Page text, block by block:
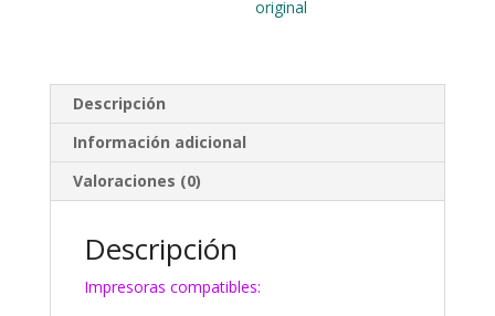
original
Descripción
Información adicional
Valoraciones (0)
Descripción
Impresoras compatibles: